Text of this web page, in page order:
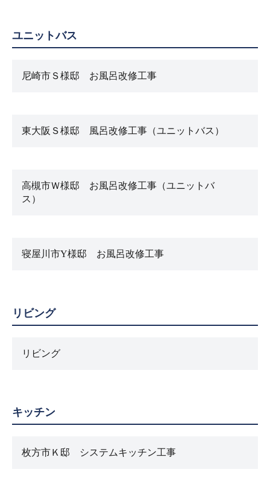
ユニットバス
尼崎市Ｓ様邸 お風呂改修工事
東大阪Ｓ様邸 風呂改修工事（ユニットバス）
高槻市Ｗ様邸 お風呂改修工事（ユニットバ
ス）
寝屋川市Y様邸 お風呂改修工事
リビング
リビング
キッチン
枚方市Ｋ邸 システムキッチン工事